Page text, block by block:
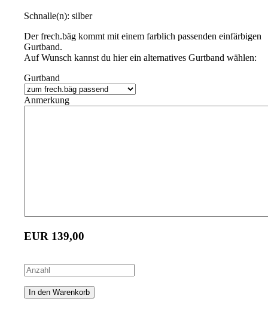
Schnalle(n): silber
Der frech.bäg kommt mit einem farblich passenden einfärbigen
Gurtband.
Auf Wunsch kannst du hier ein alternatives Gurtband wählen:
Gurtband
Anmerkung
EUR 139,00